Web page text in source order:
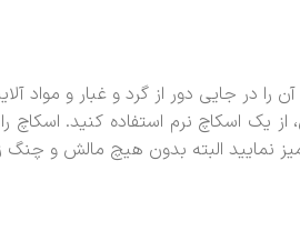
در جایی دور از گرد و غبار و مواد
یک اسکاچ نرم استفاده کنید. اسکاچ
نمایید البته بدون هیچ مالش و